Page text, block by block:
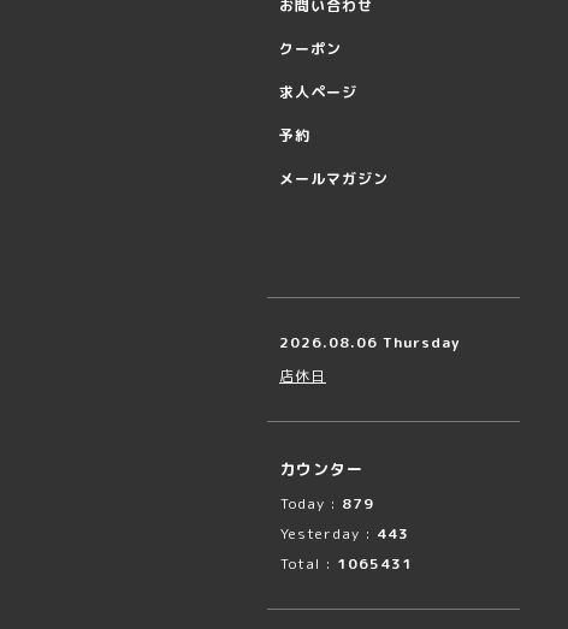
お問い合わせ
クーポン
求人ページ
予約
メールマガジン
2026.08.06 Thursday
店休日
カウンター
Today : 879
Yesterday : 443
Total : 1065431